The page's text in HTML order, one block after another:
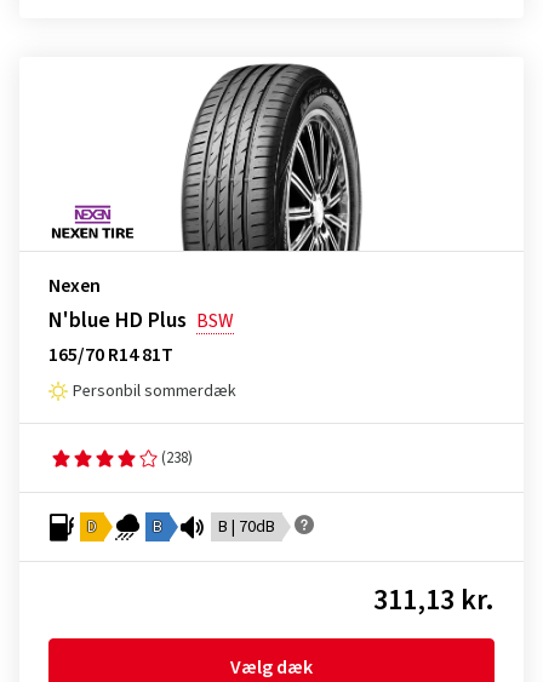
Nexen
N'blue HD Plus BSW
165/70 R14 81T
Personbil sommerdæk
(238)
D B B | 70dB
311,13 kr.
Vælg dæk